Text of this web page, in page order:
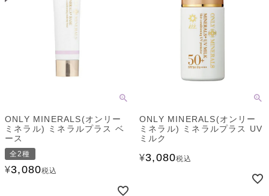
ONLY MINERALS(オンリー
ミネラル) ミネラルプラス ベ
ース
全2種
¥3,080税込
ONLY MINERALS(オンリー
ミネラル) ミネラルプラス UV
ミルク
¥3,080税込